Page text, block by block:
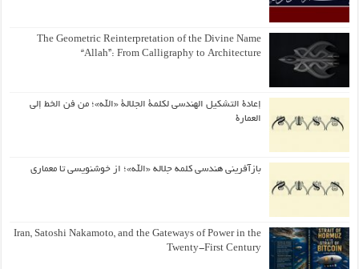
The Geometric Reinterpretation of the Divine Name
“Allah”: From Calligraphy to Architecture
إعادة التشكيل الهندسي لكلمة الجلالة «الله»؛ من فن الخط إلى
العمارة
بازآفرینی هندسی کلمه جلاله «الله»؛ از خوشنویسی تا معماری
Iran, Satoshi Nakamoto, and the Gateways of Power in the
Twenty-First Century